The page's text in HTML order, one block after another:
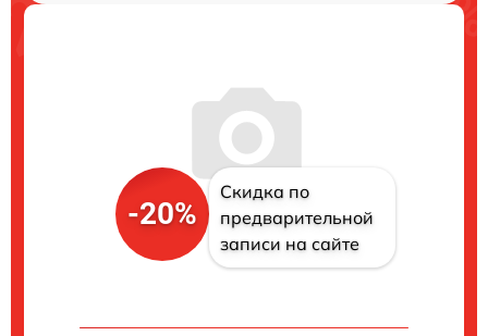
-20%
Скидка по
предварительной
записи на сайте